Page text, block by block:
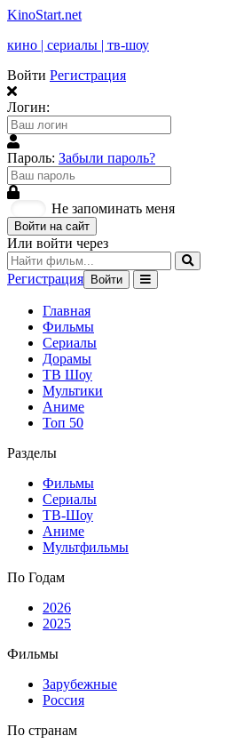
KinoStart.net
кино | сериалы | тв-шоу
Войти Регистрация
Логин:
Пароль: Забыли пароль?
Не запоминать меня
Войти на сайт
Или войти через
Регистрация Войти
Главная
Фильмы
Сериалы
Дорамы
ТВ Шоу
Мультики
Аниме
Топ 50
Разделы
Фильмы
Сериалы
ТВ-Шоу
Аниме
Мультфильмы
По Годам
2026
2025
Фильмы
Зарубежные
Россия
По странам